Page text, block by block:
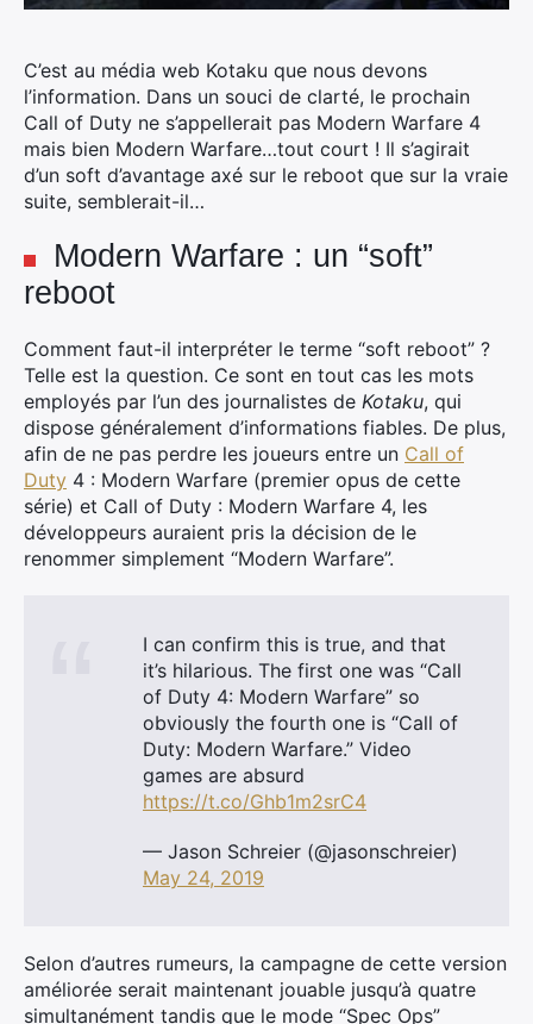
C’est au média web Kotaku que nous devons
l’information. Dans un souci de clarté, le prochain
Call of Duty ne s’appellerait pas Modern Warfare 4
mais bien Modern Warfare…tout court ! Il s’agirait
d’un soft d’avantage axé sur le reboot que sur la vraie
suite, semblerait-il…
Modern Warfare : un “soft”
reboot
Comment faut-il interpréter le terme “soft reboot” ?
Telle est la question. Ce sont en tout cas les mots
employés par l’un des journalistes de Kotaku, qui
dispose généralement d’informations fiables. De plus,
afin de ne pas perdre les joueurs entre un Call of
Duty 4 : Modern Warfare (premier opus de cette
série) et Call of Duty : Modern Warfare 4, les
développeurs auraient pris la décision de le
renommer simplement “Modern Warfare”.
I can confirm this is true, and that
it’s hilarious. The first one was “Call
of Duty 4: Modern Warfare” so
obviously the fourth one is “Call of
Duty: Modern Warfare.” Video
games are absurd
https://t.co/Ghb1m2srC4
— Jason Schreier (@jasonschreier)
May 24, 2019
Selon d’autres rumeurs, la campagne de cette version
améliorée serait maintenant jouable jusqu’à quatre
simultanément tandis que le mode “Spec Ops”